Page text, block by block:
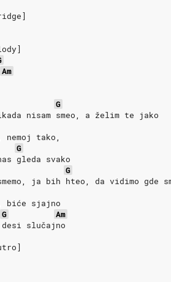
Am
G
nisam smeo, a želim te jako
nemoj tako,
G
gleda svako
G
ja bih hteo, da vidimo gde
biće sjajno
G
Am
desi slučajno